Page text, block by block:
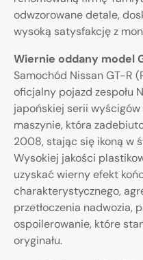
odwzorowane detale,
wysoką satysfakcję z
Wiernie oddany model
Samochód Nissan GT-R
oficjalny pojazd zespołu
japońskiej serii wyścigów
maszynie, która
2008, stając się ikoną w
Wysokiej jakości
uzyskać wierny efekt
charakterystycznego,
przetłoczenia nadwozia,
ospoilerowanie, które
oryginału.